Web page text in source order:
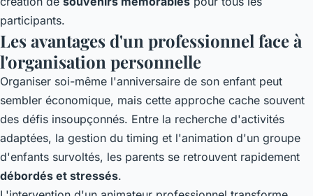
participants.
Les avantages d'un professionnel face à
l'organisation personnelle
Organiser soi-même l'anniversaire de son enfant peut
sembler économique, mais cette approche cache souvent
des défis insoupçonnés. Entre la recherche d'activités
adaptées, la gestion du timing et l'animation d'un groupe
d'enfants survoltés, les parents se retrouvent rapidement
débordés et stressés.